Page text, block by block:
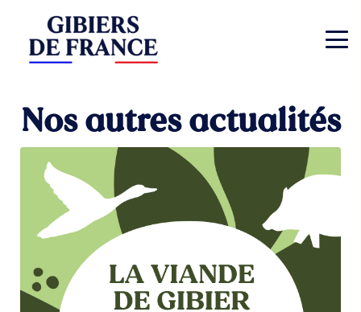
Nos autres actualités